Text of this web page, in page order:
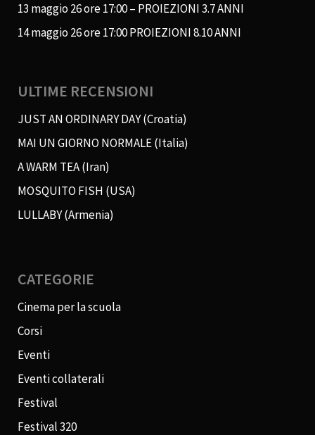
13 maggio 26 ore 17:00 – PROIEZIONI 3.7 ANNI
14 maggio 26 ore 17:00 PROIEZIONI 8.10 ANNI
ULTIME RECENSIONI
JUST AN ORDINARY DAY (Croatia)
MAI UN GIORNO NORMALE (Italia)
A WARM TEA (Iran)
MOSQUITO FISH (USA)
LULLABY (Armenia)
CATEGORIE
Cinema per la scuola
Corsi
Eventi
Eventi collaterali
Festival
Festival 320